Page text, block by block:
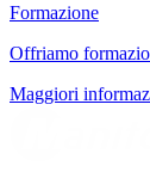
Formazione
Offriamo
Maggiori